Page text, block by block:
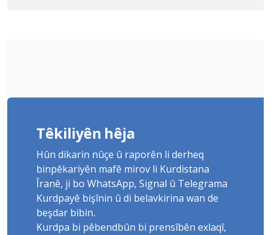
Têkiliyên hêja
Hûn dikarin nûçe û raporên li derheq
binpêkariyên mafê mirov li Kurdistana
Îranê, ji bo WhatsApp, Signal û Telegrama
Kurdpayê bişînin û di belavkirina wan de
beşdar bibin.
Kurdpa bi pêbendbûn bi prensîbên exlaqî,